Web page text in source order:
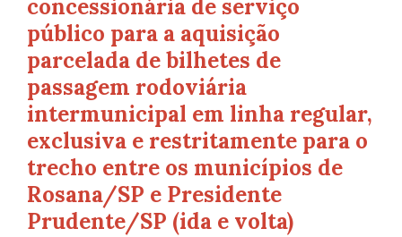
concessionária de serviço
público para a aquisição
parcelada de bilhetes de
passagem rodoviária
intermunicipal em linha regular,
exclusiva e restritamente para o
trecho entre os municípios de
Rosana/SP e Presidente
Prudente/SP (ida e volta)